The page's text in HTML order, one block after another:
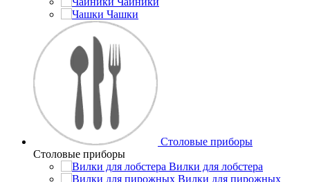
Чашки
Cтоловые приборы
Cтоловые приборы
Вилки для лобстера
Вилки для пирожных